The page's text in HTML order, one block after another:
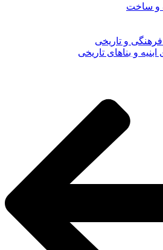
و ساخت
و تاریخی
و بناهای تاریخی